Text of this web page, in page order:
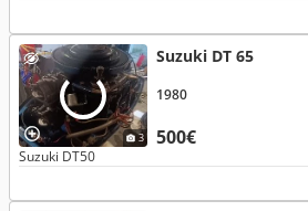
3
Suzuki DT 65
500€
1980
Suzuki DT50